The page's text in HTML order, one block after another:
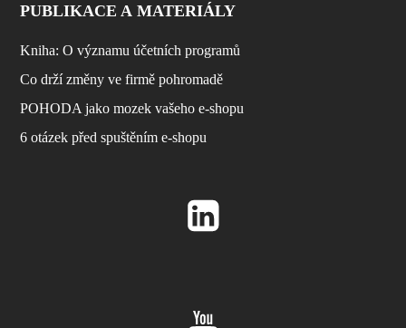
PUBLIKACE A MATERIÁLY
Kniha: O významu účetních programů
Co drží změny ve firmě pohromadě
POHODA jako mozek vašeho e-shopu
6 otázek před spuštěním e-shopu